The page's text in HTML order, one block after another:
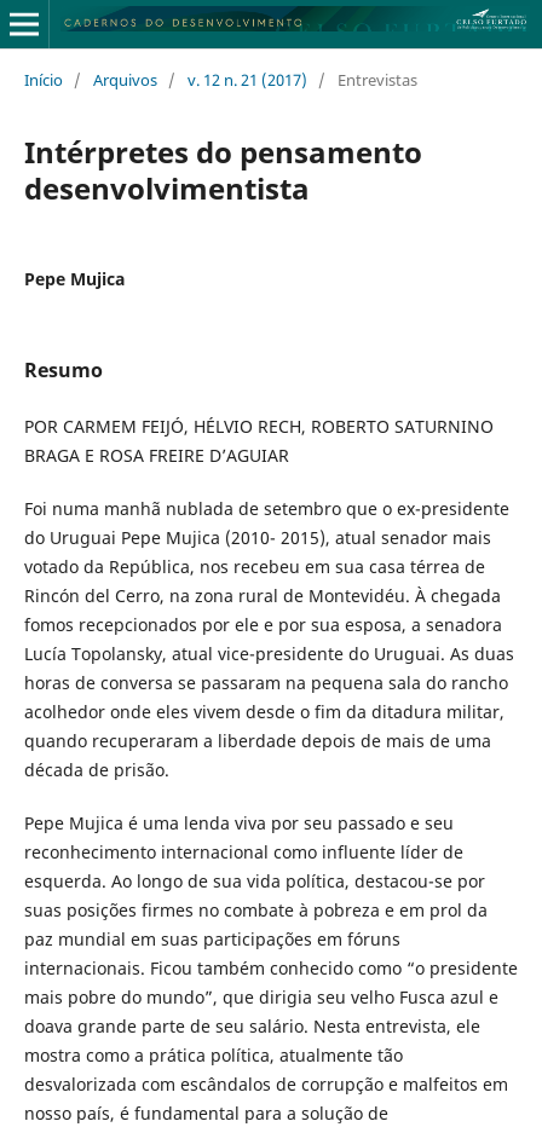
Início / Arquivos / v. 12 n. 21 (2017) / Entrevistas
Intérpretes do pensamento
desenvolvimentista
Pepe Mujica
Resumo
POR CARMEM FEIJÓ, HÉLVIO RECH, ROBERTO SATURNINO
BRAGA E ROSA FREIRE D’AGUIAR
Foi numa manhã nublada de setembro que o ex-presidente
do Uruguai Pepe Mujica (2010- 2015), atual senador mais
votado da República, nos recebeu em sua casa térrea de
Rincón del Cerro, na zona rural de Montevidéu. À chegada
fomos recepcionados por ele e por sua esposa, a senadora
Lucía Topolansky, atual vice-presidente do Uruguai. As duas
horas de conversa se passaram na pequena sala do rancho
acolhedor onde eles vivem desde o fim da ditadura militar,
quando recuperaram a liberdade depois de mais de uma
década de prisão.
Pepe Mujica é uma lenda viva por seu passado e seu
reconhecimento internacional como influente líder de
esquerda. Ao longo de sua vida política, destacou-se por
suas posições firmes no combate à pobreza e em prol da
paz mundial em suas participações em fóruns
internacionais. Ficou também conhecido como “o presidente
mais pobre do mundo”, que dirigia seu velho Fusca azul e
doava grande parte de seu salário. Nesta entrevista, ele
mostra como a prática política, atualmente tão
desvalorizada com escândalos de corrupção e malfeitos em
nosso país, é fundamental para a solução de